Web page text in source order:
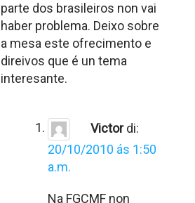
parte dos brasileiros non vai
haber problema. Deixo sobre
a mesa este ofrecimento e
direivos que é un tema
interesante.
Victor di:
20/10/2010 ás 1:50
a.m.
Na FGCMF non